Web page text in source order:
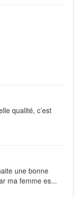
qualité, c’est
une bonne
ma femme es...